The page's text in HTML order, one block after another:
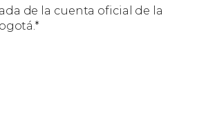
de la cuenta oficial de la